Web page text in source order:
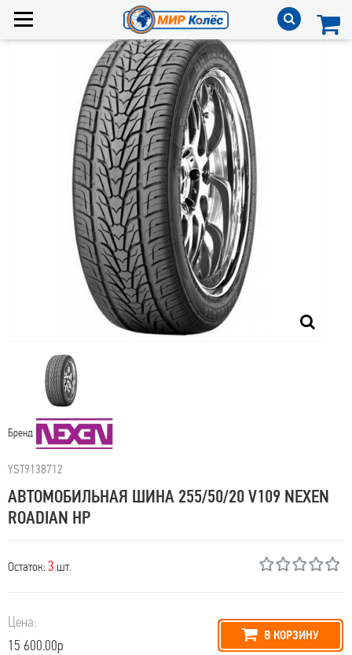
Бренд
YST9138712
АВТОМОБИЛЬНАЯ ШИНА 255/50/20 V109 NEXEN
ROADIAN HP
Остаток: 3 шт.
Цена:
15 600.00р
В КОРЗИНУ